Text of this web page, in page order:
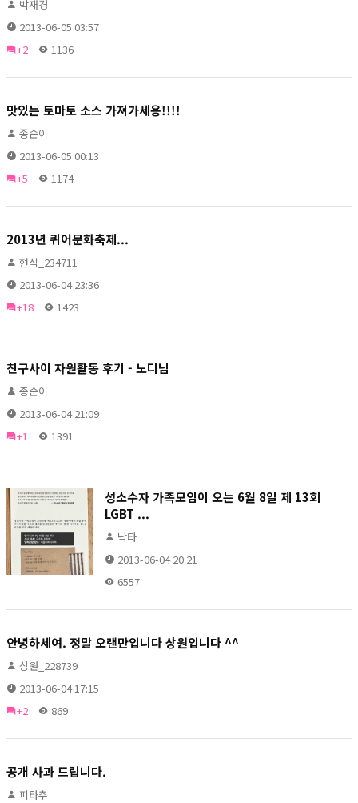
박재경
2013-06-05 03:57
+2
1136
맛있는 토마토 소스 가져가세용!!!!
종순이
2013-06-05 00:13
+5
1174
2013년 퀴어문화축제...
현식_234711
2013-06-04 23:36
+18
1423
친구사이 자원활동 후기 - 노디님
종순이
2013-06-04 21:09
+1
1391
성소수자 가족모임이 오는 6월 8일 제 13회
LGBT ...
낙타
2013-06-04 20:21
6557
안녕하세여. 정말 오랜만입니다 상원입니다 ^^
상원_228739
2013-06-04 17:15
+2
869
공개 사과 드립니다.
피타추